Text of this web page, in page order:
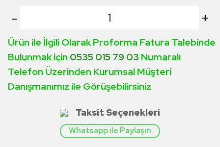
- +
Ürün ile İlgili Olarak Proforma Fatura Talebinde
Bulunmak için 0535 015 79 03 Numaralı
Telefon Üzerinden Kurumsal Müşteri
Danışmanımız ile Görüşebilirsiniz
Taksit Seçenekleri
Whatsapp ile Paylaşın